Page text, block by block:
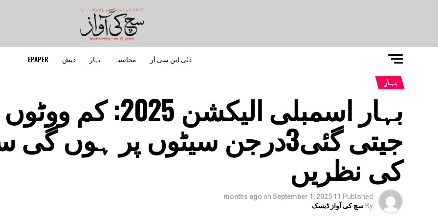
دلی این سی آر محاسبہ بہار دیش EPAPER
بہار
بہار اسمبلی الیکشن 2025:
جیتی گئی3درجن سیٹوں پر ہوں
کی نظریں
Published
11 months ago
on September 1, 2025
By سچ کی آواز ڈیسک